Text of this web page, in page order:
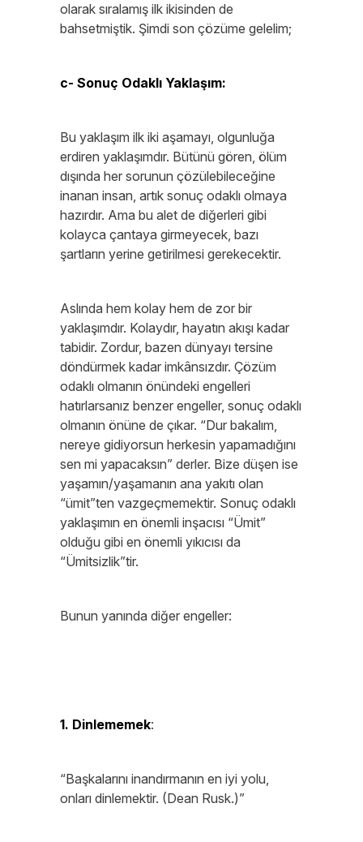
olarak sıralamış ilk ikisinden de
bahsetmiştik. Şimdi son çözüme gelelim;
c- Sonuç Odaklı Yaklaşım:
Bu yaklaşım ilk iki aşamayı, olgunluğa
erdiren yaklaşımdır. Bütünü gören, ölüm
dışında her sorunun çözülebileceğine
inanan insan, artık sonuç odaklı olmaya
hazırdır. Ama bu alet de diğerleri gibi
kolayca çantaya girmeyecek, bazı
şartların yerine getirilmesi gerekecektir.
Aslında hem kolay hem de zor bir
yaklaşımdır. Kolaydır, hayatın akışı kadar
tabidir. Zordur, bazen dünyayı tersine
döndürmek kadar imkânsızdır. Çözüm
odaklı olmanın önündeki engelleri
hatırlarsanız benzer engeller, sonuç odaklı
olmanın önüne de çıkar. “Dur bakalım,
nereye gidiyorsun herkesin yapamadığını
sen mi yapacaksın” derler. Bize düşen ise
yaşamın/yaşamanın ana yakıtı olan
“ümit”ten vazgeçmemektir. Sonuç odaklı
yaklaşımın en önemli inşacısı “Ümit”
olduğu gibi en önemli yıkıcısı da
“Ümitsizlik”tir.
Bunun yanında diğer engeller:
1. Dinlememek:
“Başkalarını inandırmanın en iyi yolu,
onları dinlemektir. (Dean Rusk.)”